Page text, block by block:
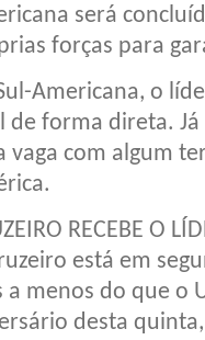
será
forças para
Americana, o
de forma direta.
vaga com algum
RECEBE O
está em
a menos do que o
desta